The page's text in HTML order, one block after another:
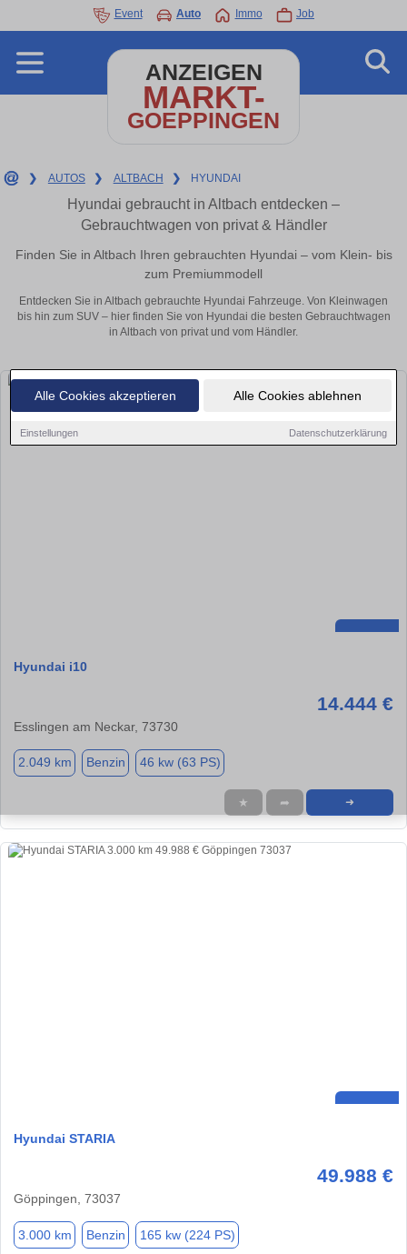
Alle Cookies akzeptieren Alle Cookies ablehnen
Einstellungen Datenschutzerklärung
Event Auto Immo Job
ANZEIGEN
MARKT-
GOEPPINGEN
❯ AUTOS ❯ ALTBACH ❯ HYUNDAI
Hyundai gebraucht in Altbach entdecken –
Gebrauchtwagen von privat & Händler
Finden Sie in Altbach Ihren gebrauchten Hyundai – vom Klein- bis
zum Premiummodell
Entdecken Sie in Altbach gebrauchte Hyundai Fahrzeuge. Von Kleinwagen
bis hin zum SUV – hier finden Sie von Hyundai die besten Gebrauchtwagen
in Altbach von privat und vom Händler.
Hyundai i10
14.444 €
Esslingen am Neckar, 73730
2.049 km Benzin 46 kw (63 PS)
★ ➦ ➜
Hyundai STARIA
49.988 €
Göppingen, 73037
3.000 km Benzin 165 kw (224 PS)